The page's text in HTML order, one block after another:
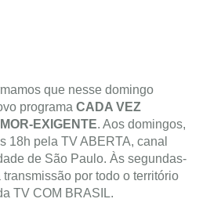
que nesse domingo
programa CADA VEZ
EXIGENTE. Aos domingos,
18h pela TV ABERTA, canal
de São Paulo. Às segundas-
por todo o território
TV COM BRASIL.